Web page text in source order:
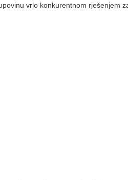
vrlo konkurentnom rješenjem